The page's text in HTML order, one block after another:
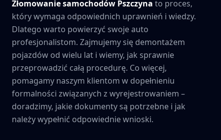
Złomowanie samochodów Pszczyna to proces,
który wymaga odpowiednich uprawnień i wiedzy.
Dlatego warto powierzyć swoje auto
profesjonalistom. Zajmujemy się demontażem
pojazdów od wielu lat i wiemy, jak sprawnie
przeprowadzić całą procedurę. Co więcej,
pomagamy naszym klientom w dopełnieniu
formalności związanych z wyrejestrowaniem –
doradzimy, jakie dokumenty są potrzebne i jak
należy wypełnić odpowiednie wnioski.